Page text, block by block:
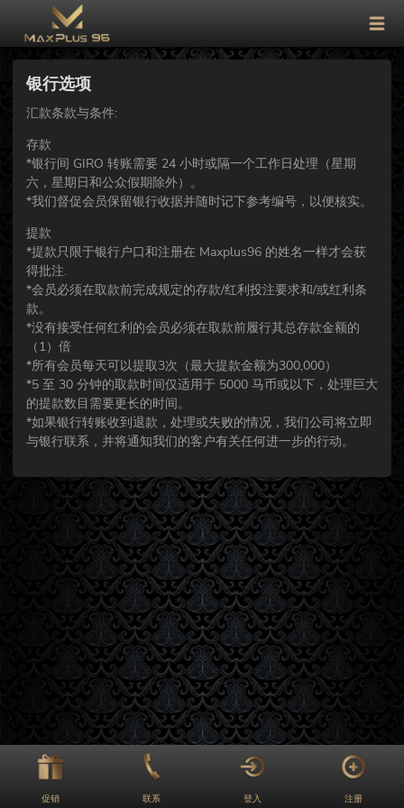
银行选项
汇款条款与条件:
存款
*银行间 GIRO 转账需要 24 小时或隔一个工作日处理（星期
六，星期日和公众假期除外）。
*我们督促会员保留银行收据并随时记下参考编号，以便核实。
提款
*提款只限于银行户口和注册在 Maxplus96 的姓名一样才会获
得批注.
*会员必须在取款前完成规定的存款/红利投注要求和/或红利条
款。
*没有接受任何红利的会员必须在取款前履行其总存款金额的
（1）倍
*所有会员每天可以提取3次（最大提款金额为300,000）
*5 至 30 分钟的取款时间仅适用于 5000 马币或以下，处理巨大
的提款数目需要更长的时间。
*如果银行转账收到退款，处理或失败的情况，我们公司将立即
与银行联系，并将通知我们的客户有关任何进一步的行动。
促销 联系 登入 注册